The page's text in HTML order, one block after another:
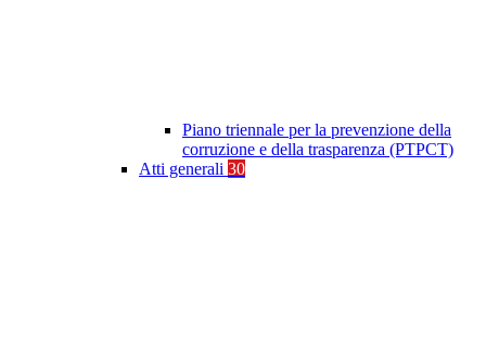
Piano triennale per la prevenzione della
corruzione e della trasparenza (PTPCT)
Atti generali 30